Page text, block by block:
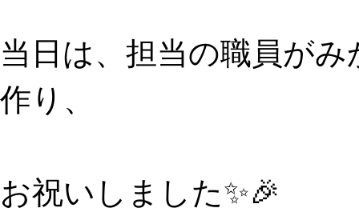
当日は、担当の職員が
作り、
お祝いしました✨🎉